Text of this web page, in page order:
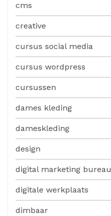
cms
creative
cursus social media
cursus wordpress
cursussen
dames kleding
dameskleding
design
digital marketing bureau
digitale werkplaats
dimbaar